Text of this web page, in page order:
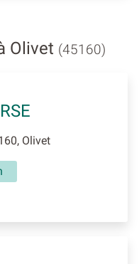
Olivet (45160)
Olivet